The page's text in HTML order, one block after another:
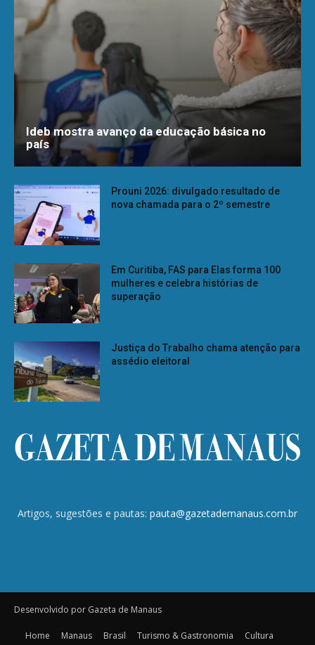
Ideb mostra avanço da educação básica no
país
Prouni 2026: divulgado resultado de
nova chamada para o 2º semestre
Em Curitiba, FAS para Elas forma 100
mulheres e celebra histórias de
superação
Justiça do Trabalho chama atenção para
assédio eleitoral
Artigos, sugestões e pautas: pauta@gazetademanaus.com.br
Desenvolvido por Gazeta de Manaus
Home Manaus Brasil Turismo & Gastronomia
Cultura